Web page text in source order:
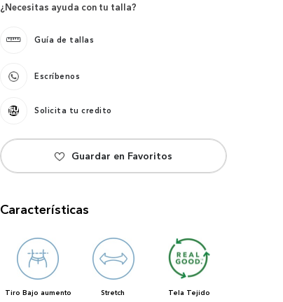
¿Necesitas ayuda con tu talla?
Guía de tallas
Escríbenos
Solicita tu credito
Características
Tiro Bajo aumento Stretch Tela Tejido